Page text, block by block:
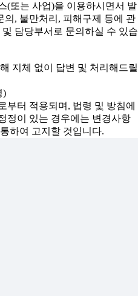
(또는 사업)을 이용하시면서 발
, 불만처리, 피해구제 등에 관
담당부서로 문의하실 수 있습
지체 없이 답변 및 처리해드릴
)
부터 적용되며, 법령 및 방침에
정이 있는 경우에는 변경사항
하여 고지할 것입니다.